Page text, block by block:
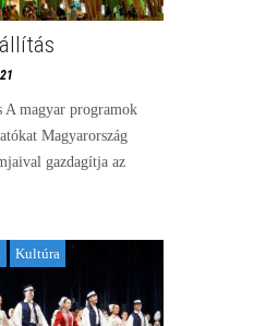
magyar programok
Magyarország
gazdagítja az
Kultúra